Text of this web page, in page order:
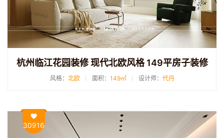
杭州临江花园装修 现代北欧风格 149平房子装修
风格： 北欧 面积： 149㎡ 设计师： 代丹
30916